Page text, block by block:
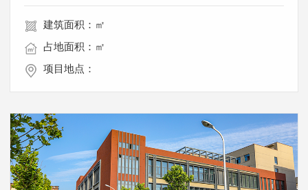
建筑面积：㎡
占地面积：㎡
项目地点：